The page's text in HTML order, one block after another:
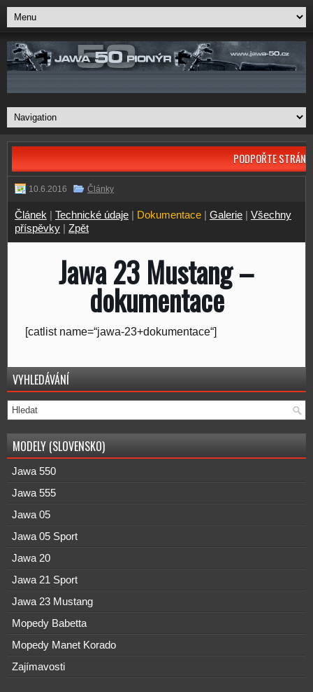
PODPOŘTE
10.6.2016 Články
Článek Technické údaje Dokumentace Galerie
Všechny
příspěvky
Zpět
Jawa 23 Mustang –
dokumentace
[catlist name=“jawa-23+dokumentace“]
VYHLEDÁVÁNÍ
MODELY (SLOVENSKO)
Jawa 550
Jawa 555
Jawa 05
Jawa 05 Sport
Jawa 20
Jawa 21 Sport
Jawa 23 Mustang
Mopedy Babetta
Mopedy Manet Korado
Zajímavosti